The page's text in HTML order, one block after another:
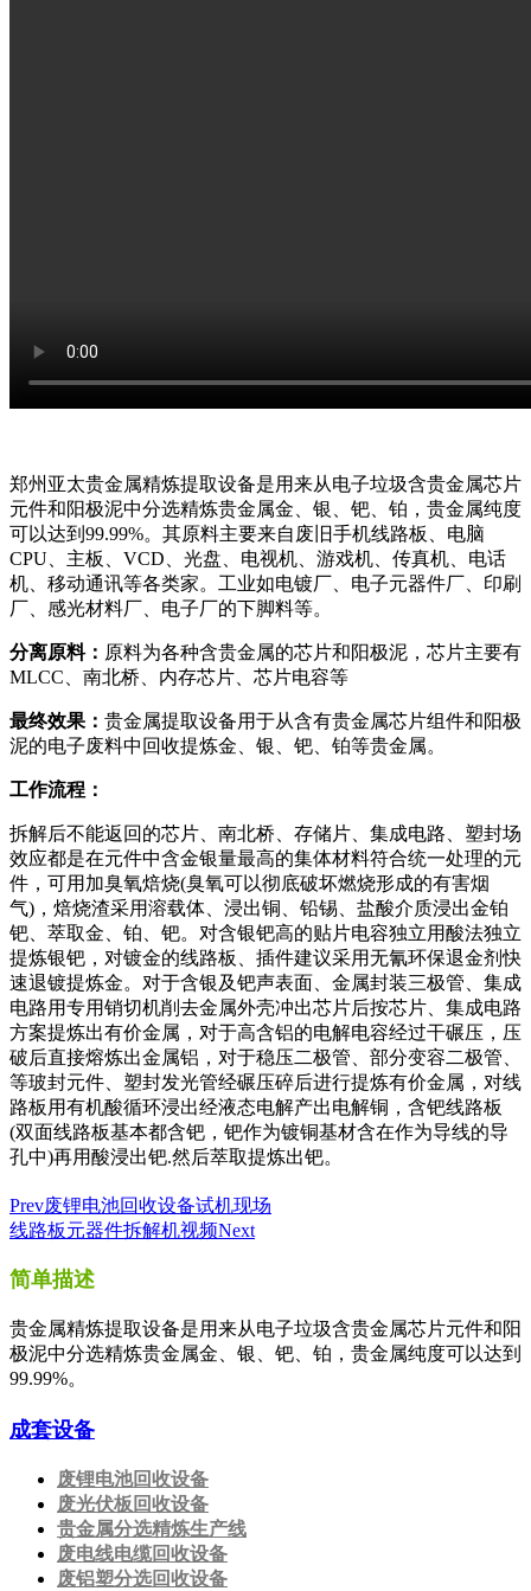
郑州亚太贵金属精炼提取设备是用来从电子垃圾含贵金属芯片
元件和阳极泥中分选精炼贵金属金、银、钯、铂，贵金属纯度
可以达到99.99%。其原料主要来自废旧手机线路板、电脑
CPU、主板、VCD、光盘、电视机、游戏机、传真机、电话
机、移动通讯等各类家。工业如电镀厂、电子元器件厂、印刷
厂、感光材料厂、电子厂的下脚料等。
分离原料： 原料为各种含贵金属的芯片和阳极泥，芯片主要有
MLCC、南北桥、内存芯片、芯片电容等
最终效果： 贵金属提取设备用于从含有贵金属芯片组件和阳极
泥的电子废料中回收提炼金、银、钯、铂等贵金属。
工作流程：
拆解后不能返回的芯片、南北桥、存储片、集成电路、塑封场
效应都是在元件中含金银量最高的集体材料符合统一处理的元
件，可用加臭氧焙烧(臭氧可以彻底破坏燃烧形成的有害烟
气)，焙烧渣采用溶载体、浸出铜、铅锡、盐酸介质浸出金铂
钯、萃取金、铂、钯。对含银钯高的贴片电容独立用酸法独立
提炼银钯，对镀金的线路板、插件建议采用无氰环保退金剂快
速退镀提炼金。对于含银及钯声表面、金属封装三极管、集成
电路用专用销切机削去金属外壳冲出芯片后按芯片、集成电路
方案提炼出有价金属，对于高含铝的电解电容经过干碾压，压
破后直接熔炼出金属铝，对于稳压二极管、部分变容二极管、
等玻封元件、塑封发光管经碾压碎后进行提炼有价金属，对线
路板用有机酸循环浸出经液态电解产出电解铜，含钯线路板
(双面线路板基本都含钯，钯作为镀铜基材含在作为导线的导
孔中)再用酸浸出钯.然后萃取提炼出钯。
Prev废锂电池回收设备试机现场
线路板元器件拆解机视频Next
简单描述
贵金属精炼提取设备是用来从电子垃圾含贵金属芯片元件和阳
极泥中分选精炼贵金属金、银、钯、铂，贵金属纯度可以达到
99.99%。
成套设备
废锂电池回收设备
废光伏板回收设备
贵金属分选精炼生产线
废电线电缆回收设备
废铝塑分选回收设备